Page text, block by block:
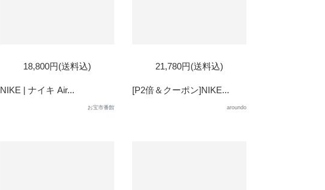
SOLD
OUT
18,800円(送料込)
NIKE | ナイキ Air...
お宝市番館
21,780円(送料込)
[P2倍＆クーポン]NIKE...
aroundo